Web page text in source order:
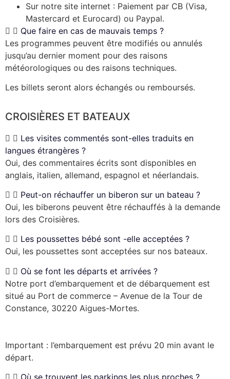
Sur notre site internet : Paiement par CB (Visa,
Mastercard et Eurocard) ou Paypal.
Que faire en cas de mauvais temps ?
Les programmes peuvent être modifiés ou annulés
jusqu’au dernier moment pour des raisons
météorologiques ou des raisons techniques.
Les billets seront alors échangés ou remboursés.
CROISIÈRES ET BATEAUX
Les visites commentés sont-elles traduits en
langues étrangères ?
Oui, des commentaires écrits sont disponibles en
anglais, italien, allemand, espagnol et néerlandais.
Peut-on réchauffer un biberon sur un bateau ?
Oui, les biberons peuvent être réchauffés à la demande
lors des Croisières.
Les poussettes bébé sont -elle acceptées ?
Oui, les poussettes sont acceptées sur nos bateaux.
Où se font les départs et arrivées ?
Notre port d’embarquement et de débarquement est
situé au Port de commerce – Avenue de la Tour de
Constance, 30220 Aigues-Mortes.
Important : l’embarquement est prévu 20 min avant le
départ.